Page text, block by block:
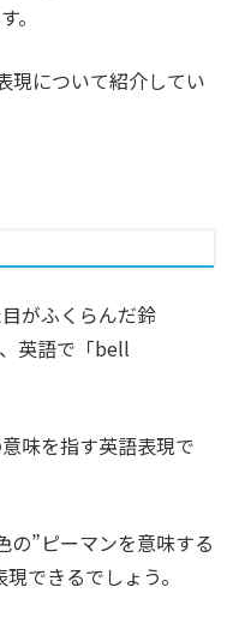
。
現について紹介してい
がふくらんだ鈴
英語で「bell
味を指す英語表現で
の”ピーマンを意味する
できるでしょう。